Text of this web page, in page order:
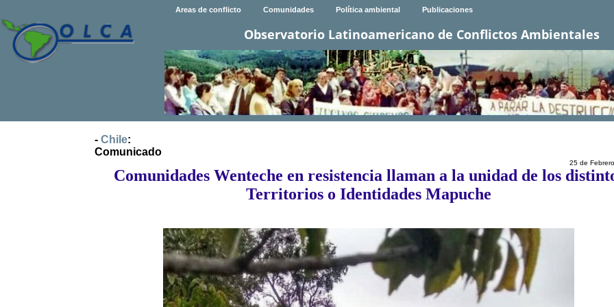
Areas de conflicto Comunidades Política ambiental Publicaciones
Observatorio Latinoamericano de Conflictos Ambientales
- Chile:
Comunicado
25 de
Comunidades Wenteche en resistencia llaman a la unidad de los
Territorios o Identidades Mapuche